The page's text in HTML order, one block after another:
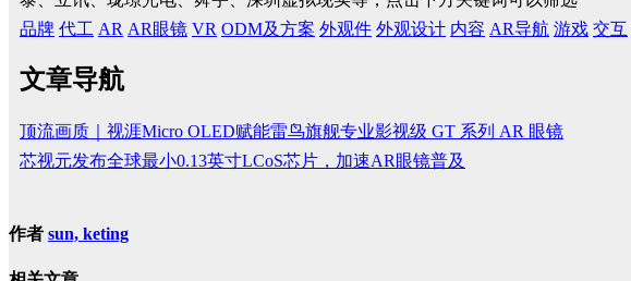
品牌 代工 AR AR眼镜 VR ODM及方案 外观件 外观设计 内容 AR导航 游戏 交互
文章导航
顶流画质｜视涯Micro OLED赋能雷鸟旗舰专业影视级 GT 系列 AR 眼镜
芯视元发布全球最小0.13英寸LCoS芯片，加速AR眼镜普及
作者 sun, keting